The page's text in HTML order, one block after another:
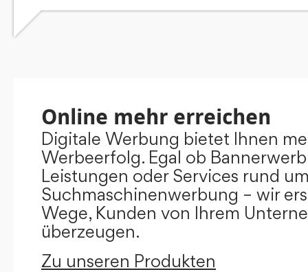
Online mehr erreichen
Digitale Werbung bietet Ihnen
Werbeerfolg. Egal ob
Leistungen oder Services rund
Suchmaschinenwerbung – wir
Wege, Kunden von Ihrem
überzeugen.
Zu unseren Produkten